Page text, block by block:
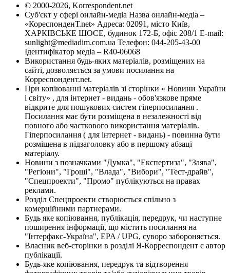
© 2000-2026, Korrespondent.net
Суб'єкт у сфері онлайн-медіа Назва онлайн-медіа –
«КореспонденТ.net» Адреса: 02091, місто Київ,
ХАРКІВСЬКЕ ШОСЕ, будинок 172-Б, офіс 208/1 E-mail:
sunlight@mediadim.com.ua Телефон: 044-205-43-00
Ідентифікатор медіа – R40-06068
Використання будь-яких матеріалів, розміщених на
сайті, дозволяється за умови посилання на
Корреспондент.net.
При копіюванні матеріалів зі сторінки « Новини України
і світу» , для інтернет - видань - обов'язкове пряме
відкрите для пошукових систем гіперпосилання .
Посилання має бути розміщена в незалежності від
повного або часткового використання матеріалів.
Гіперпосилання ( для інтернет - видань) - повинна бути
розміщена в підзаголовку або в першому абзаці
матеріалу.
Новини з позначками "Думка", "Експертиза", "Заява",
"Регіони", "Гроші", "Влада", "Вибори", "Тест-драйв",
"Спецпроекти", "Промо" публікуються на правах
реклами.
Розділ Спецпроекти створюється спільно з
комерційними партнерами.
Будь яке копіювання, публікація, передрук, чи наступне
поширення інформації, що містить посилання на
"Інтерфакс-Україна", EPA / UPG, суворо забороняється.
Власник веб-сторінки в розділі Я-Корреспондент є автор
публікації.
Будь-яке копіювання, передрук та відтворення